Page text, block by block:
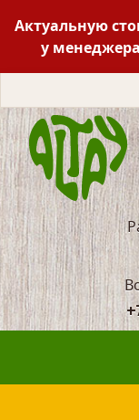
Актуальную
у